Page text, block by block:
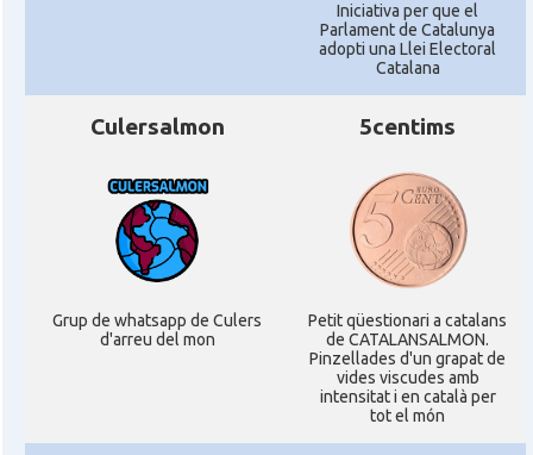
Iniciativa per que el
Parlament de Catalunya
adopti una Llei Electoral
Catalana
Culersalmon
Grup de whatsapp de Culers
d'arreu del mon
5centims
Petit qüestionari a catalans
de CATALANSALMON.
Pinzellades d'un grapat de
vides viscudes amb
intensitat i en català per
tot el món